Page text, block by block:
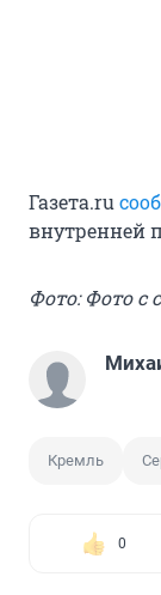
Газета.ru
внутренней
Фото: Фото с
Кремль
0